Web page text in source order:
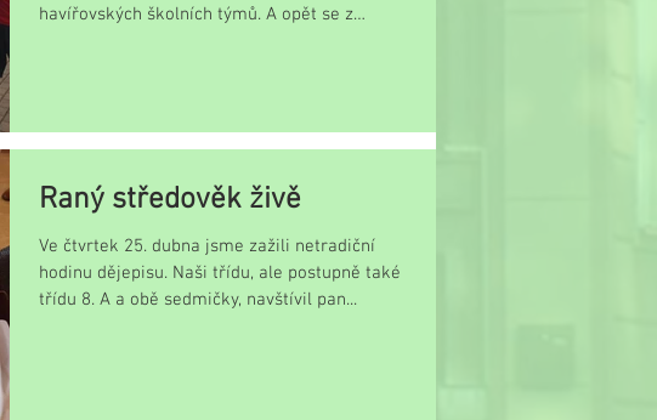
havířovských školních týmů. A opět se z
Raný středověk živě
Ve čtvrtek 25. dubna jsme zažili netradiční
hodinu dějepisu. Naši třídu, ale postupně také
třídu 8. A a obě sedmičky, navštívil pan...